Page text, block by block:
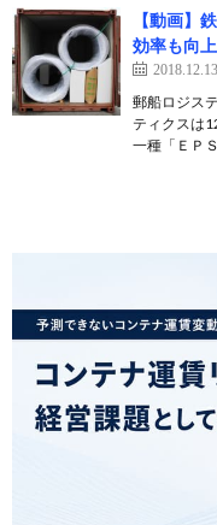
【動画】
効率も向上
2018.12.13
郵船ロジス
ティクスは
一種「ＥＰ